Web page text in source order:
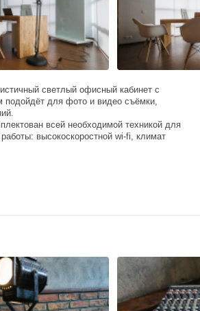
светлый офисный кабинет с
подойдёт для фото и видео съёмки,
всей необходимой техникой для
высокоскоростной wi-fi, климат
телевизор, «умная» подсветка.
но и на выстраивание световых точек для
зона для отдыха с камином, диваном,